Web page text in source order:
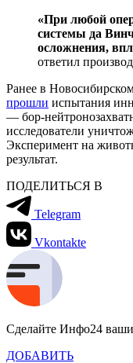
«При любой
системы да
осложнения,
ответил
Ранее в
прошли испытания
— бор-
исследователи
Эксперимент на
результат.
ПОДЕЛИТЬСЯ В
Telegram
Vkontakte
Сделайте Инфо24
ДОБАВИТЬ